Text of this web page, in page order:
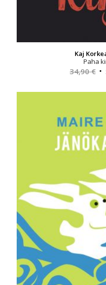
Kaj
Paha
34,90€